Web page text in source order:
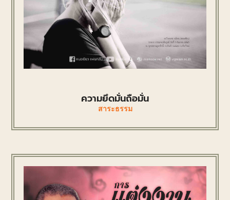
ความยึดมั่นถือมั่น
สาระธรรม